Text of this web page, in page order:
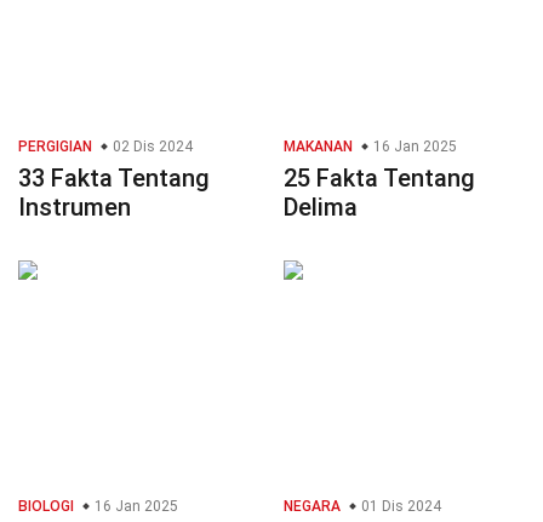
PERGIGIAN 02 Dis 2024
33 Fakta Tentang
Instrumen
MAKANAN 16 Jan 2025
25 Fakta Tentang
Delima
BIOLOGI 16 Jan 2025 NEGARA 01 Dis 2024